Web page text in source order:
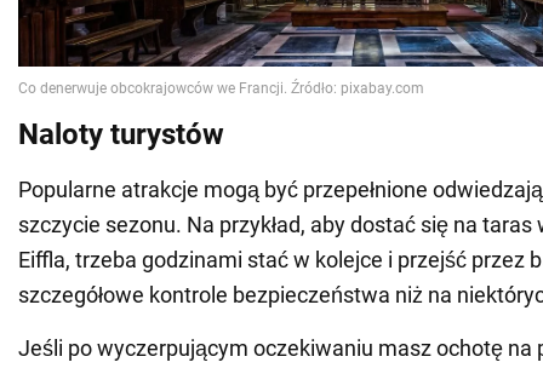
Naloty turystów
Popularne atrakcje mogą być przepełnione
szczycie sezonu. Na przykład, aby dostać się na
Eiffla, trzeba godzinami stać w kolejce i przejść przez
szczegółowe kontrole bezpieczeństwa niż na
Jeśli po wyczerpującym oczekiwaniu masz ochotę na